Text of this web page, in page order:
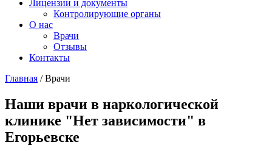
Лицензии и документы
Контролирующие органы
О нас
Врачи
Отзывы
Контакты
Главная /Врачи
Наши врачи в наркологической
клинике "Нет зависимости" в
Егорьевске